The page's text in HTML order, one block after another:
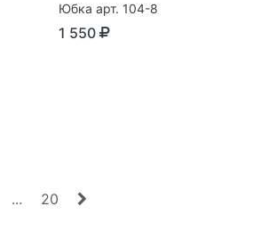
Юбка арт. 104-8
1 550
... 20